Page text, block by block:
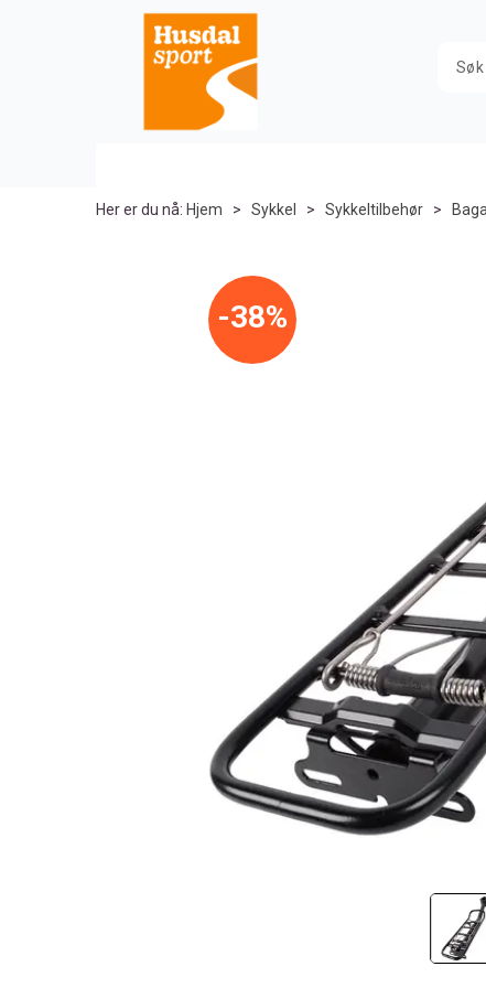
Her er du nå: Hjem > Sykkel > Sykkeltilbehør >
38%